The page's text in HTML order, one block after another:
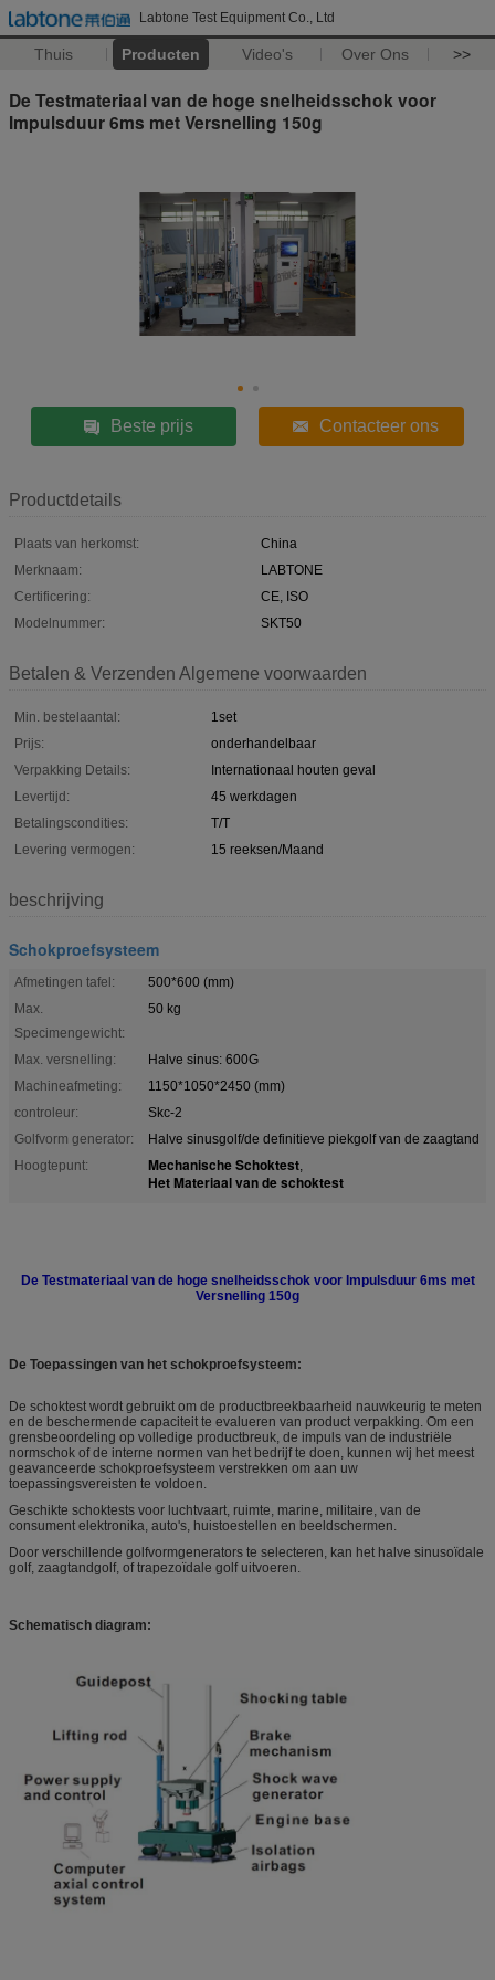
Labtone Test Equipment Co., Ltd
Thuis Producten Video's Over Ons >>
De Testmateriaal van de hoge snelheidsschok voor
Impulsduur 6ms met Versnelling 150g
Beste prijs Contacteer ons
Productdetails
Plaats van herkomst:
China
Merknaam:
LABTONE
Certificering:
CE, ISO
Modelnummer:
SKT50
Betalen & Verzenden Algemene voorwaarden
Min. bestelaantal:
1set
Prijs:
onderhandelbaar
Verpakking Details:
Internationaal houten geval
Levertijd:
45 werkdagen
Betalingscondities:
T/T
Levering vermogen:
15 reeksen/Maand
beschrijving
Schokproefsysteem
Afmetingen tafel:
500*600 (mm)
Max.
Specimengewicht:
50 kg
Max. versnelling:
Halve sinus: 600G
Machineafmeting:
1150*1050*2450 (mm)
controleur:
Skc-2
Golfvorm generator:
Halve sinusgolf/de definitieve piekgolf van de zaagtand
Hoogtepunt:
Mechanische Schoktest,
Het Materiaal van de schoktest
De Testmateriaal van de hoge snelheidsschok voor Impulsduur 6ms met
Versnelling 150g
De Toepassingen van het schokproefsysteem:
De schoktest wordt gebruikt om de productbreekbaarheid nauwkeurig te meten
en de beschermende capaciteit te evalueren van product verpakking. Om een
grensbeoordeling op volledige productbreuk, de impuls van de industriële
normschok of de interne normen van het bedrijf te doen, kunnen wij het meest
geavanceerde schokproefsysteem verstrekken om aan uw
toepassingsvereisten te voldoen.
Geschikte schoktests voor luchtvaart, ruimte, marine, militaire, van de
consument elektronika, auto's, huistoestellen en beeldschermen.
Door verschillende golfvormgenerators te selecteren, kan het halve sinusoïdale
golf, zaagtandgolf, of trapezoïdale golf uitvoeren.
Schematisch diagram: